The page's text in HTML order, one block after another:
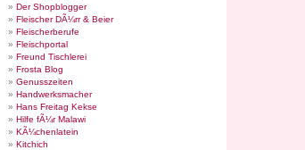
Der Shopblogger
Fleischer DÃ¼rr & Beier
Fleischerberufe
Fleischportal
Freund Tischlerei
Frosta Blog
Genusszeiten
Handwerksmacher
Hans Freitag Kekse
Hilfe fÃ¼r Malawi
KÃ¼chenlatein
Kitchich